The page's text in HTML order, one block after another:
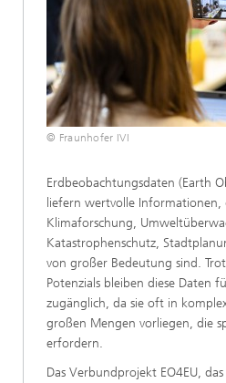
© Fraunhofer IVI
Erdbeobachtungsdaten (Earth
liefern wertvolle Informationen,
Klimaforschung,
Katastrophenschutz,
von großer Bedeutung sind.
Potenzials bleiben diese Daten
zugänglich, da sie oft in
großen Mengen vorliegen, die
erfordern.
Das Verbundprojekt EO4EU,